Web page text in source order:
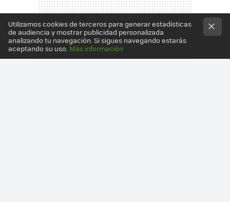
Utilizamos cookies de terceros para generar estadísticas
de audiencia y mostrar publicidad personalizada
analizando tu navegación. Si sigues navegando estarás
aceptando su uso. Más información